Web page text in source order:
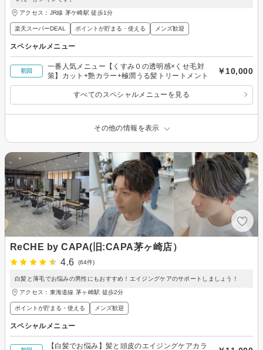
アクセス：JR線 茅ケ崎駅 徒歩1分
楽天スーパーDEAL ポイントが貯まる・使える メンズ歓迎
スペシャルメニュー
初回
一番人気メニュー【くすみ０の透明感×くせ毛対
策】カット+艶カラー+極潤うる髪トリートメント
￥10,000
すべてのスペシャルメニューを見る
その他の情報を表示
ReCHE by CAPA(旧:CAPA茅ヶ崎店）
4.6
(64件)
白髪と薄毛でお悩みの男性にもおすすめ！エイジングケアのサポートしましょう！
アクセス：東海道線 茅ヶ崎駅 徒歩2分
ポイントが貯まる・使える メンズ歓迎
スペシャルメニュー
【白髪でお悩み】髪と頭皮のエイジングケアカラ